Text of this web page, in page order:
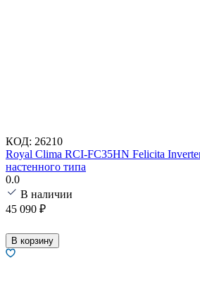
КОД: 26210
Royal Clima RCI-FC35HN Felicita
настенного типа
0.0
В наличии
45 090 ₽
В корзину